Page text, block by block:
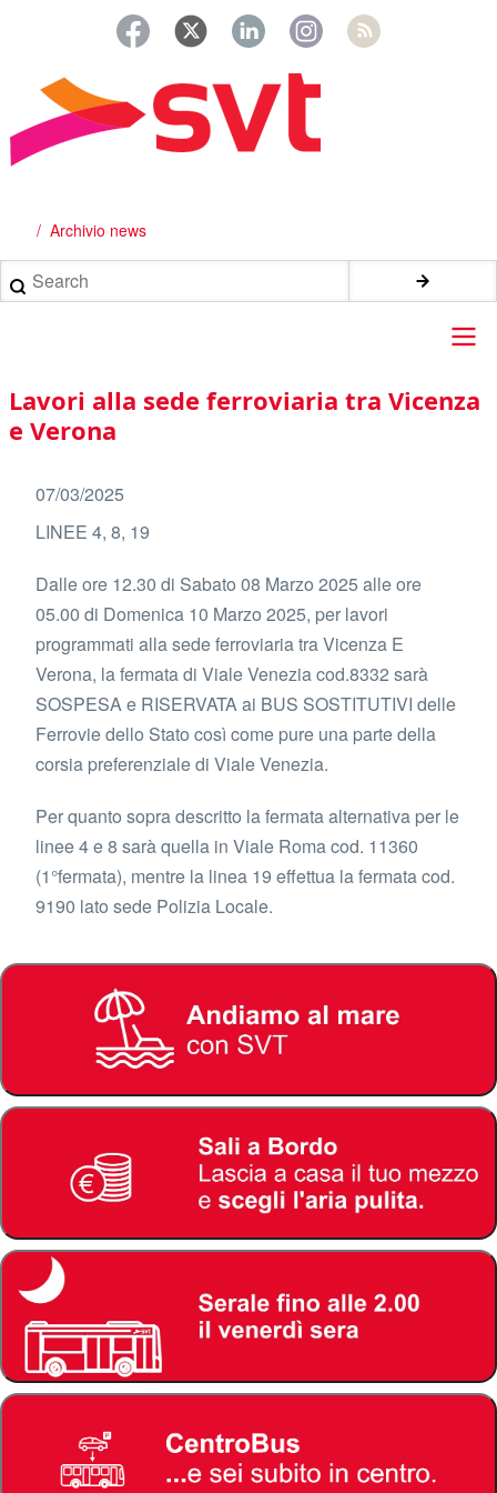
principale
Briciole
di
pane
Archivio news
Search
navigation
Lavori alla sede ferroviaria tra Vicenza
e Verona
07/03/2025
LINEE 4, 8, 19
Dalle ore 12.30 di Sabato 08 Marzo 2025 alle ore
05.00 di Domenica 10 Marzo 2025, per lavori
programmati alla sede ferroviaria tra Vicenza E
Verona, la fermata di Viale Venezia cod.8332 sarà
SOSPESA e RISERVATA ai BUS SOSTITUTIVI delle
Ferrovie dello Stato così come pure una parte della
corsia preferenziale di Viale Venezia.
Per quanto sopra descritto la fermata alternativa per le
linee 4 e 8 sarà quella in Viale Roma cod. 11360
(1°fermata), mentre la linea 19 effettua la fermata cod.
9190 lato sede Polizia Locale.